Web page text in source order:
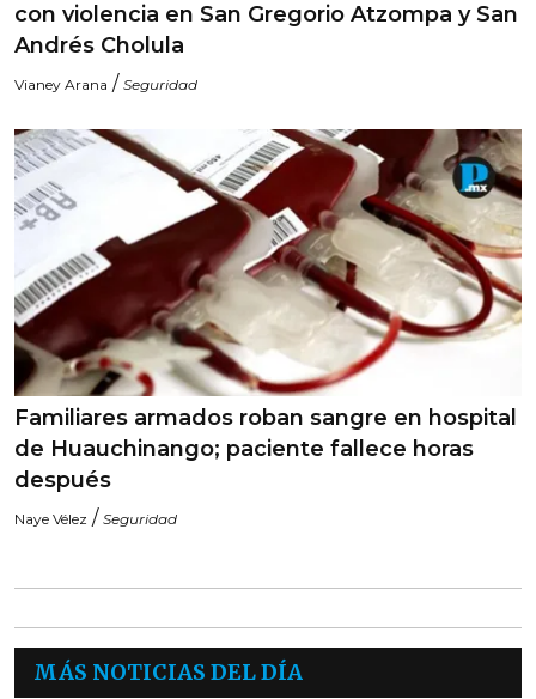
con violencia en San Gregorio Atzompa y San
Andrés Cholula
Vianey Arana / Seguridad
Familiares armados roban sangre en hospital
de Huauchinango; paciente fallece horas
después
Naye Vélez / Seguridad
MÁS NOTICIAS DEL DÍA